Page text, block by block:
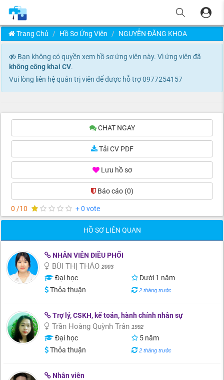
Trang Chủ Hồ Sơ Ứng Viên NGUYỄN ĐĂNG KHOA
Bạn không có quyền xem hồ sơ ứng viên này. Vì ứng viên đã
không công khai CV.
Vui lòng liên hệ quản trị viên để được hỗ trợ 0977254157
CHAT NGAY
Tải CV PDF
Lưu hồ sơ
Báo cáo (0)
0 /10 + 0 vote
HỒ SƠ LIÊN QUAN
NHÂN VIÊN ĐIỀU PHỐI
BÙI THỊ THẢO 2003
Đại học
Dưới 1 năm
Thỏa thuận
2 tháng trước
Trợ lý, CSKH, kế toán, hành chính nhân sự
Trần Hoàng Quỳnh Trân 1992
Đại học
5 năm
Thỏa thuận
2 tháng trước
Nhân viên